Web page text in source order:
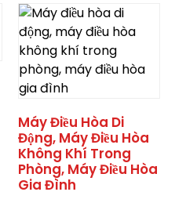
Máy Điều Hòa Di
Động, Máy Điều Hòa
Không Khí Trong
Phòng, Máy Điều Hòa
Gia Đình